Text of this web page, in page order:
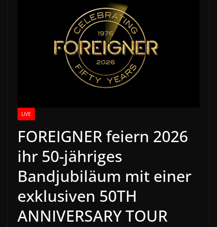
LIVE
FOREIGNER feiern 2026
ihr 50-jähriges
Bandjubiläum mit einer
exklusiven 50TH
ANNIVERSARY TOUR